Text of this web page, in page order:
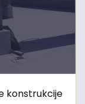
konstrukcije